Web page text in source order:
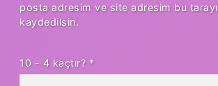
posta adresim ve site adresim bu
kaydedilsin.
10 - 4 kaçtır? *